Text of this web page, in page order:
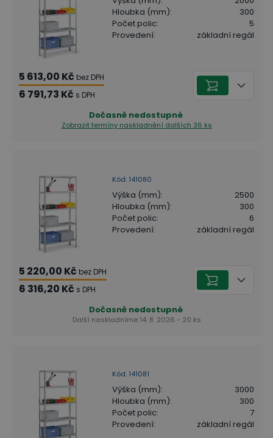
Hloubka (mm):
300
Počet polic:
5
Provedení: základní regál
5 613,00 Kč bez DPH
6 791,73 Kč s DPH
Dočasně nedostupné
Zobrazit termíny naskladnění dalších 36 ks
Kód: 141080
Výška (mm):
2500
Hloubka (mm):
300
Počet polic:
6
Provedení: základní regál
5 220,00 Kč bez DPH
6 316,20 Kč s DPH
Dočasně nedostupné
Další naskladníme 14. 8. 2026 - 20 ks
Kód: 141081
Výška (mm):
3000
Hloubka (mm):
300
Počet polic:
7
Provedení: základní regál